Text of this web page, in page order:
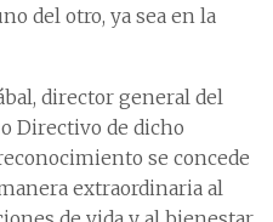
del otro, ya sea en la
director general del
Directivo de dicho
se concede
extraordinaria al